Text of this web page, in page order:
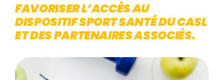
FAVORISER L’ACCÈS AU
DISPOSITIF SPORT SANTÉ DU CASL
ET DES PARTENAIRES ASSOCIÉS.